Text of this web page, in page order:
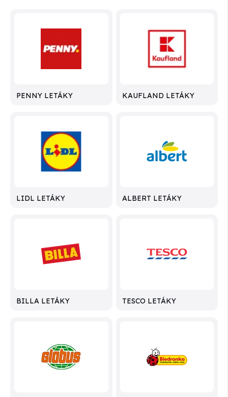
PENNY LETÁKY KAUFLAND LETÁKY
LIDL LETÁKY ALBERT LETÁKY
BILLA LETÁKY TESCO LETÁKY